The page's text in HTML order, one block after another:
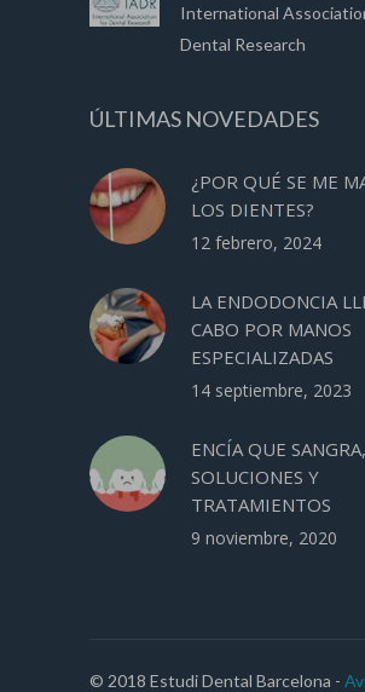
International
Dental Research
ÚLTIMAS NOVEDADES
¿POR QUÉ SE ME
LOS DIENTES?
12 febrero, 2024
LA ENDODONCIA
CABO POR MANOS
ESPECIALIZADAS
14 septiembre, 2023
ENCÍA QUE SANGRA,
SOLUCIONES Y
TRATAMIENTOS
9 noviembre, 2020
© 2018 Estudi Dental Barcelona -